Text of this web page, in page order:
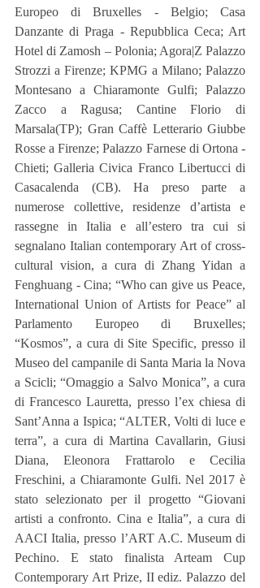
Europeo di Bruxelles - Belgio; Casa
Danzante di Praga - Repubblica Ceca; Art
Hotel di Zamosh – Polonia; Agora|Z Palazzo
Strozzi a Firenze; KPMG a Milano; Palazzo
Montesano a Chiaramonte Gulfi; Palazzo
Zacco a Ragusa; Cantine Florio di
Marsala(TP); Gran Caffè Letterario Giubbe
Rosse a Firenze; Palazzo Farnese di Ortona -
Chieti; Galleria Civica Franco Libertucci di
Casacalenda (CB). Ha preso parte a
numerose collettive, residenze d’artista e
rassegne in Italia e all’estero tra cui si
segnalano Italian contemporary Art of cross-
cultural vision, a cura di Zhang Yidan a
Fenghuang - Cina; “Who can give us Peace,
International Union of Artists for Peace” al
Parlamento Europeo di Bruxelles;
“Kosmos”, a cura di Site Specific, presso il
Museo del campanile di Santa Maria la Nova
a Scicli; “Omaggio a Salvo Monica”, a cura
di Francesco Lauretta, presso l’ex chiesa di
Sant’Anna a Ispica; “ALTER, Volti di luce e
terra”, a cura di Martina Cavallarin, Giusi
Diana, Eleonora Frattarolo e Cecilia
Freschini, a Chiaramonte Gulfi. Nel 2017 è
stato selezionato per il progetto “Giovani
artisti a confronto. Cina e Italia”, a cura di
AACI Italia, presso l’ART A.C. Museum di
Pechino. E stato finalista Arteam Cup
Contemporary Art Prize, II ediz. Palazzo del